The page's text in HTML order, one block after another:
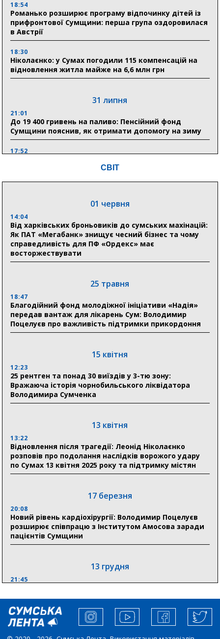
18:54
Романько розширює програму відпочинку дітей із
прифронтової Сумщини: перша група оздоровилася
в Австрії
18:30
Ніколаєнко: у Сумах погодили 115 компенсацій на
відновлення житла майже на 6,6 млн грн
31 липня
21:01
До 19 400 гривень на паливо: Пенсійний фонд
Сумщини пояснив, як отримати допомогу на зиму
17:52
Пенсійному фонді Сумщини пояснили, що робити
Артем Кобзар вручив родинам 20 полеглих Героїв
відзнаки «Почесного громадянина міста Суми»
30 липня
18:33
Олексій Романько долучився до обговорення Плану
стійкості Сумщини з Прем’єр-міністром
18:11
отримали 12 потужних станцій для Пунктів обігріву
29 липня
18:13
Лікарня Святого Пантелеймона отримала нову
28 липня
19:07
Соціальні виплати без затримок: Пенсійний фонд
Сумщини профінансував 2,5 млрд грн у липні
У Сумах завершили першочергові роботи після
атак: Ніколаєнко підбив підсумки ліквідації
наслідків
СВІТ
01 червня
14:04
Від харківських броньовиків до сумських махінацій:
Як ПАТ «Мегабанк» знищує чесний бізнес та чому
справедливість для ПФ «Ордекс» має
восторжествувати
25 травня
18:47
Благодійний фонд молодіжної ініціативи «Надія»
передав вантаж для лікарень Сум: Володимир
Поцелуєв про важливість підтримки прикордоння
15 квітня
12:23
25 рентген та понад 30 виїздів у 3-тю зону:
Вражаюча історія чорнобильського ліквідатора
Володимира Сумченка
13 квітня
13:22
Відновлення після трагедії: Леонід Ніколаєнко
розповів про подолання наслідків ворожого удару
по Сумах 13 квітня 2025 року та підтримку містян
17 березня
20:08
Новий рівень кардіохірургії: Володимир Поцелуєв
розширює співпрацю з Інститутом Амосова заради
пацієнтів Сумщини
13 грудня
21:45
збільшити завантаження стратегічних українських
виробників”, – нардеп Максим Гузенко